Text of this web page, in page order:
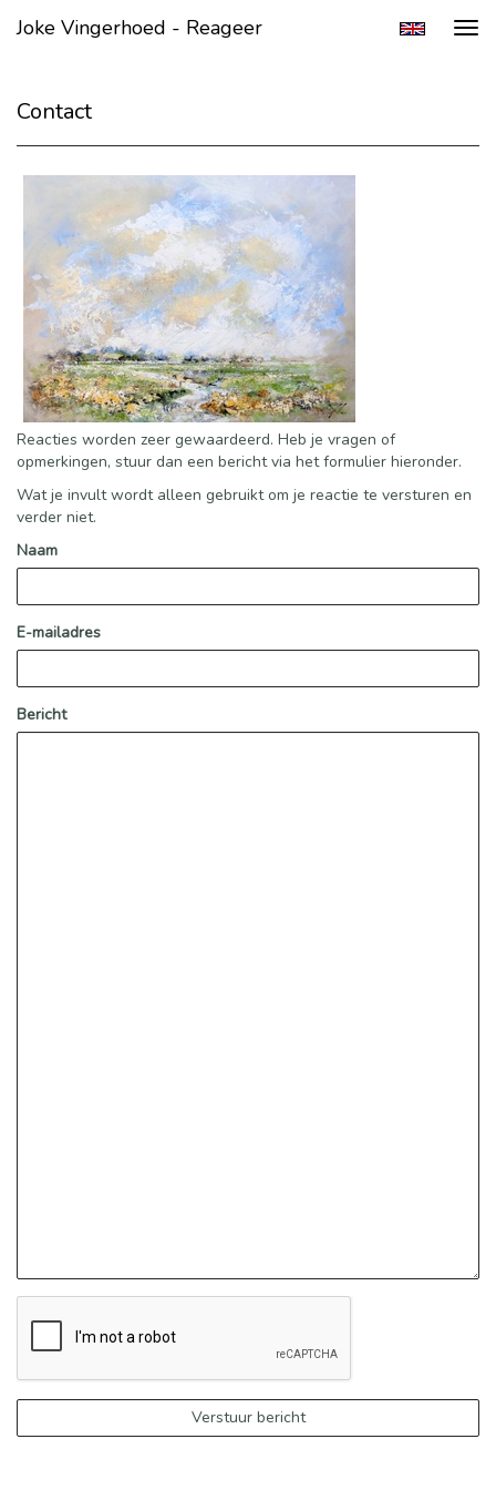
Joke Vingerhoed - Reageer
Contact
Reacties worden zeer gewaardeerd. Heb je vragen of
opmerkingen, stuur dan een bericht via het formulier hieronder.
Wat je invult wordt alleen gebruikt om je reactie te versturen en
verder niet.
Naam
E-mailadres
Bericht